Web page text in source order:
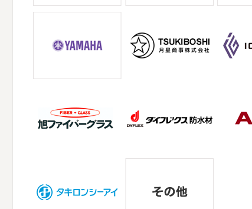
建装も出場しました 大野建装
2025/07/17
誕生日会＊横浜・藤沢・寒川・小田原
テなどされていませんか？
2025/06/09
it`s new＊湘南の外壁塗装専門店＊
おはようございます今日は風が強
Yoga
＊湘南の外壁塗装専門店＊
礼拝をずっとやったので、全身バキバキ
2021/02/01